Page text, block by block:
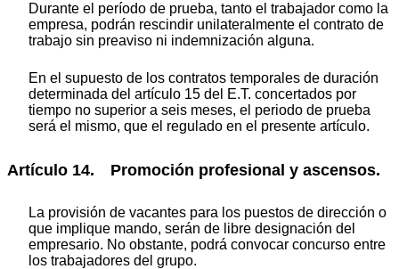
Durante el período de prueba, tanto el trabajador como la
empresa, podrán rescindir unilateralmente el contrato de
trabajo sin preaviso ni indemnización alguna.
En el supuesto de los contratos temporales de duración
determinada del artículo 15 del E.T. concertados por
tiempo no superior a seis meses, el periodo de prueba
será el mismo, que el regulado en el presente artículo.
Artículo 14. Promoción profesional y ascensos.
La provisión de vacantes para los puestos de dirección o
que implique mando, serán de libre designación del
empresario. No obstante, podrá convocar concurso entre
los trabajadores del grupo.